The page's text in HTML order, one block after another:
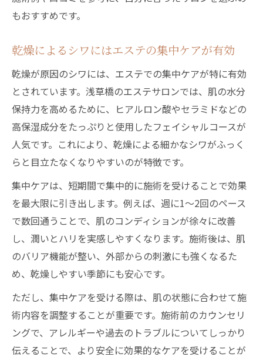
もおすすめです。
乾燥によるシワにはエステの集中ケアが有効
乾燥が原因のシワには、エステでの集中ケアが特に有効
とされています。浅草橋のエステサロンでは、肌の水分
保持力を高めるために、ヒアルロン酸やセラミドなどの
高保湿成分をたっぷりと使用したフェイシャルコースが
人気です。これにより、乾燥による細かなシワがふっく
らと目立たなくなりやすいのが特徴です。
集中ケアは、短期間で集中的に施術を受けることで効果
を最大限に引き出します。例えば、週に1～2回のペース
で数回通うことで、肌のコンディションが徐々に改善
し、潤いとハリを実感しやすくなります。施術後は、肌
のバリア機能が整い、外部からの刺激にも強くなるた
め、乾燥しやすい季節にも安心です。
ただし、集中ケアを受ける際は、肌の状態に合わせて施
術内容を調整することが重要です。施術前のカウンセリ
ングで、アレルギーや過去のトラブルについてしっかり
伝えることで、より安全に効果的なケアを受けることが